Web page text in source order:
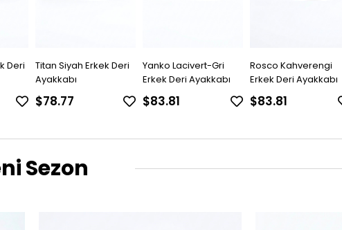
Deri
Yanko Lacivert-Gri
Erkek Deri Ayakkabı
$83.81
Rosco Kahverengi
Erkek Deri Ayakkabı
$83.81
Pavlo Siyah Erkek Deri
Ayakkabı
$78.77
Sezon